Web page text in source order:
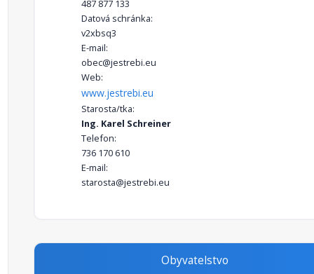
487 877 133
Datová schránka:
v2xbsq3
E-mail:
obec@jestrebi.eu
Web:
www.jestrebi.eu
Starosta/tka:
Ing. Karel Schreiner
Telefon:
736 170 610
E-mail:
starosta@jestrebi.eu
Obyvatelstvo